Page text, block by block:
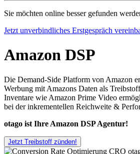
Sie möchten online besser gefunden
Jetzt unverbindliches Erstgespräch
Amazon DSP
Die Demand-Side Platform von Amazon
Werbung mit Amazons Daten als
Inventare wie Amazon Prime Video
bei der inkrementellen Reichweite &
otago ist Ihre Amazon DSP Agentur!
Jetzt Treibstoff zünden!